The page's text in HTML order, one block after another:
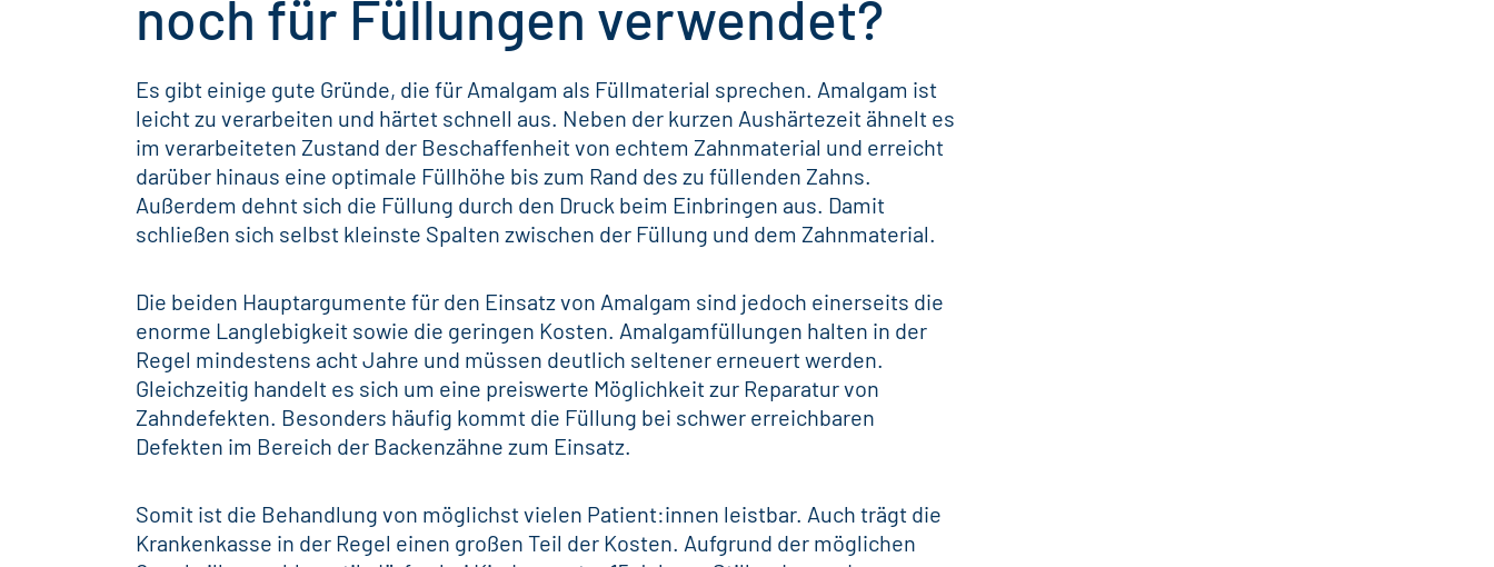
noch für Füllungen verwendet?
Es gibt einige gute Gründe, die für Amalgam als Füllmaterial sprechen. Amalgam ist
leicht zu verarbeiten und härtet schnell aus. Neben der kurzen Aushärtezeit ähnelt es
im verarbeiteten Zustand der Beschaffenheit von echtem Zahnmaterial und erreicht
darüber hinaus eine optimale Füllhöhe bis zum Rand des zu füllenden Zahns.
Außerdem dehnt sich die Füllung durch den Druck beim Einbringen aus. Damit
schließen sich selbst kleinste Spalten zwischen der Füllung und dem Zahnmaterial.
Die beiden Hauptargumente für den Einsatz von Amalgam sind jedoch einerseits die
enorme Langlebigkeit sowie die geringen Kosten. Amalgamfüllungen halten in der
Regel mindestens acht Jahre und müssen deutlich seltener erneuert werden.
Gleichzeitig handelt es sich um eine preiswerte Möglichkeit zur Reparatur von
Zahndefekten. Besonders häufig kommt die Füllung bei schwer erreichbaren
Defekten im Bereich der Backenzähne zum Einsatz.
Somit ist die Behandlung von möglichst vielen Patient:innen leistbar. Auch trägt die
Krankenkasse in der Regel einen großen Teil der Kosten. Aufgrund der möglichen